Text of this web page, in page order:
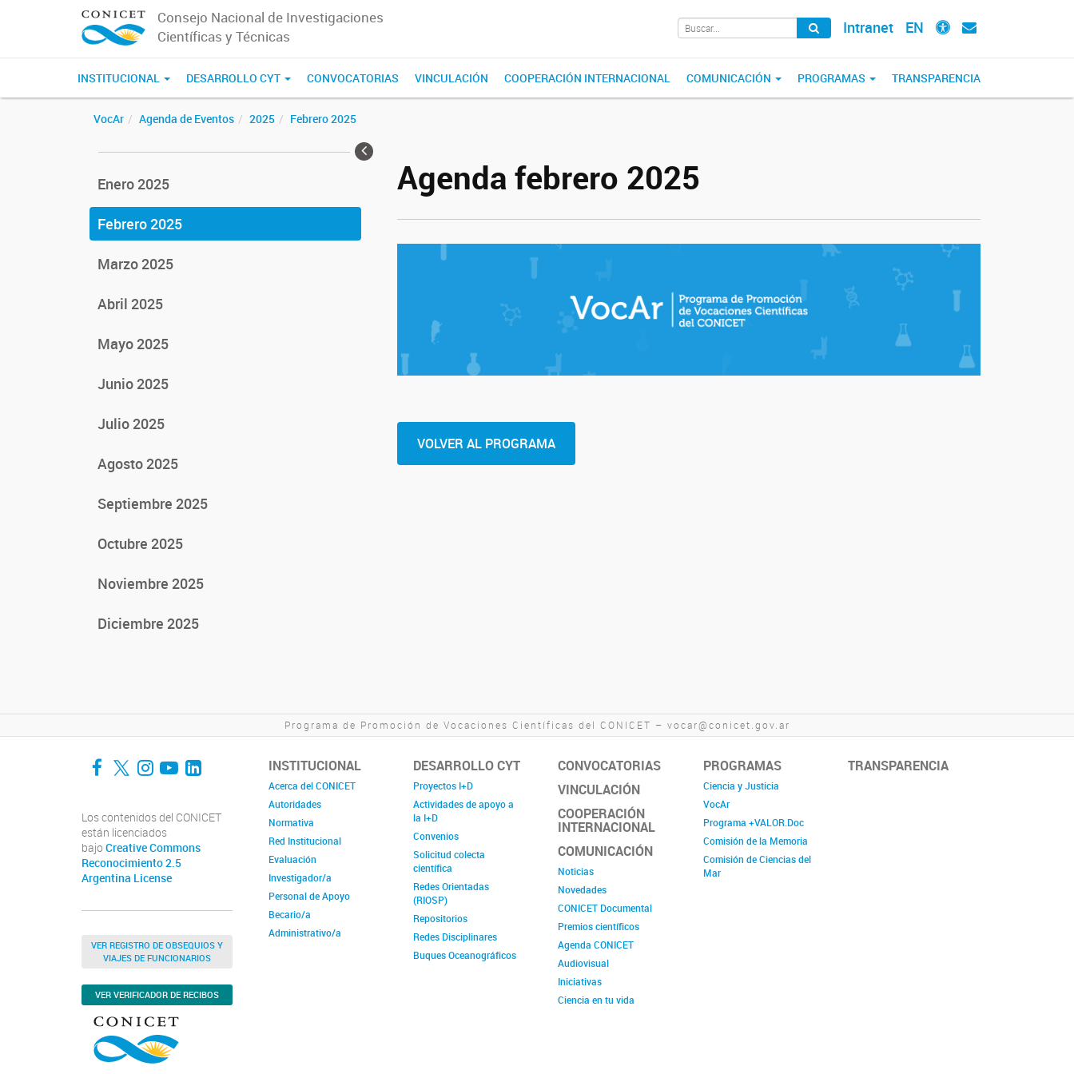
Consejo Nacional de Investigaciones
Científicas y Técnicas
Intranet EN
INSTITUCIONAL DESARROLLO CYT CONVOCATORIAS VINCULACIÓN COOPERACIÓN INTERNACIONAL COMUNICACIÓN PROGRAMAS TRANSPARENCIA
VocAr Agenda de Eventos 2025 Febrero 2025
Agenda febrero 2025
VOLVER AL PROGRAMA
Enero 2025
Febrero 2025
Marzo 2025
Abril 2025
Mayo 2025
Junio 2025
Julio 2025
Agosto 2025
Septiembre 2025
Octubre 2025
Noviembre 2025
Diciembre 2025
Programa de Promoción de Vocaciones Científicas del CONICET – vocar@conicet.gov.ar
Facebook
Twitter
Instagram
YouTube
LinkedIn
Los contenidos del CONICET
están licenciados
bajo Creative Commons
Reconocimiento 2.5
Argentina License
VER REGISTRO DE OBSEQUIOS Y
VIAJES DE FUNCIONARIOS
VER VERIFICADOR DE RECIBOS
INSTITUCIONAL
Acerca del CONICET
Autoridades
Normativa
Red Institucional
Evaluación
Investigador/a
Personal de Apoyo
Becario/a
Administrativo/a
DESARROLLO CYT
Proyectos I+D
Actividades de apoyo a
la I+D
Convenios
Solicitud colecta
científica
Redes Orientadas
(RIOSP)
Repositorios
Redes Disciplinares
Buques Oceanográficos
CONVOCATORIAS
VINCULACIÓN
COOPERACIÓN
INTERNACIONAL
COMUNICACIÓN
Noticias
Novedades
CONICET Documental
Premios científicos
Agenda CONICET
Audiovisual
Iniciativas
Ciencia en tu vida
PROGRAMAS
Ciencia y Justicia
VocAr
Programa +VALOR.Doc
Comisión de la Memoria
Comisión de Ciencias del
Mar
TRANSPARENCIA